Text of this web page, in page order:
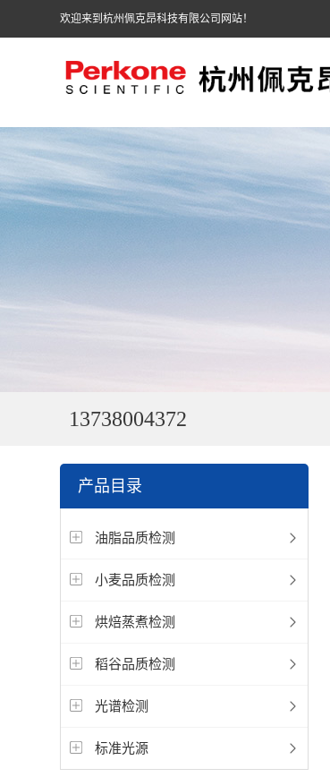
欢迎来到杭州佩克昂科技有限公司网站！
13738004372
产品目录
油脂品质检测
小麦品质检测
烘焙蒸煮检测
稻谷品质检测
光谱检测
标准光源